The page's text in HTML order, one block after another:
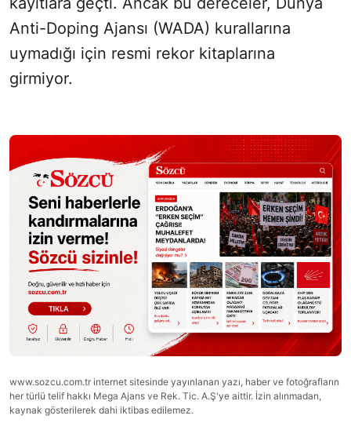
Anti-Doping Ajansı (WADA) kurallarına
uymadığı için resmi rekor kitaplarına
girmiyor.
www.sozcu.com.tr internet sitesinde yayınlanan yazı, haber ve fotoğrafların
her türlü telif hakkı Mega Ajans ve Rek. Tic. A.Ş'ye aittir. İzin alınmadan,
kaynak gösterilerek dahi iktibas edilemez.